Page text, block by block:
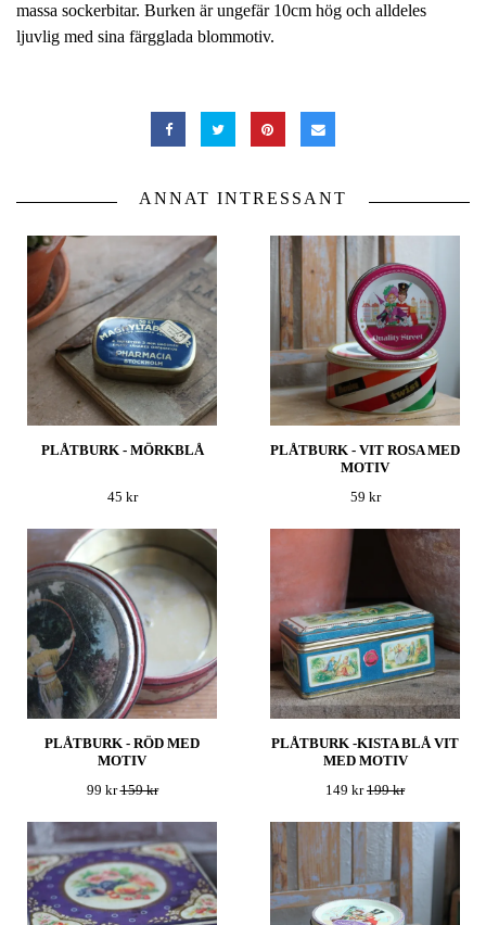
massa sockerbitar. Burken är ungefär 10cm hög och alldeles
ljuvlig med sina färgglada blommotiv.
ANNAT INTRESSANT
PLÅTBURK - MÖRKBLÅ
45 kr
PLÅTBURK - VIT ROSA MED
MOTIV
59 kr
PLÅTBURK - RÖD MED
MOTIV
99 kr159 kr
PLÅTBURK -KISTA BLÅ VIT
MED MOTIV
149 kr199 kr